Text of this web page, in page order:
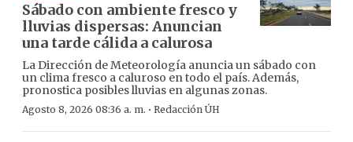
Sábado con ambiente fresco y
lluvias dispersas: Anuncian
una tarde cálida a calurosa
La Dirección de Meteorología anuncia un sábado con
un clima fresco a caluroso en todo el país. Además,
pronostica posibles lluvias en algunas zonas.
Agosto 8, 2026 08:36 a. m. · Redacción ÚH